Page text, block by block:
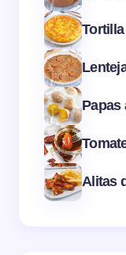
Papas
Alitas